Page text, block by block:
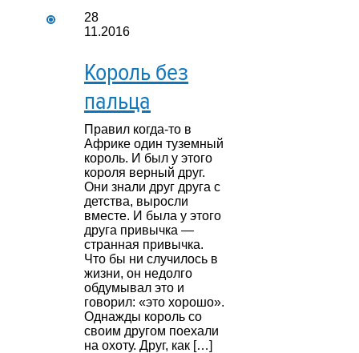
28
11.2016
Король без
пальца
Правил когда-то в
Африке один туземный
король. И был у этого
короля верный друг.
Они знали друг друга с
детства, выросли
вместе. И была у этого
друга привычка —
странная привычка.
Что бы ни случилось в
жизни, он недолго
обдумывал это и
говорил: «это хорошо».
Однажды король со
своим другом поехали
на охоту. Друг, как […]